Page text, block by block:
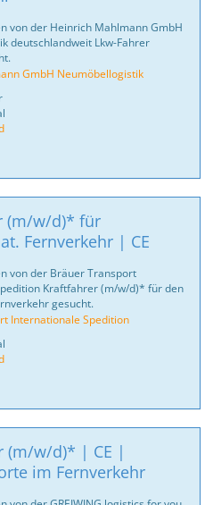
von der Heinrich Mahlmann GmbH
deutschlandweit Lkw-Fahrer
GmbH Neumöbellogistik
(m/w/d)* für
Fernverkehr | CE
von der Bräuer Transport
Kraftfahrer (m/w/d)* für den
gesucht.
Internationale Spedition
(m/w/d)* | CE |
im Fernverkehr